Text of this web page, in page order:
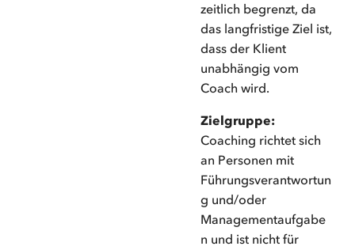
zeitlich begrenzt, da
das langfristige Ziel ist,
dass der Klient
unabhängig vom
Coach wird.
Zielgruppe:
Coaching richtet sich
an Personen mit
Führungsverantwortun
g und/oder
Managementaufgabe
n und ist nicht für